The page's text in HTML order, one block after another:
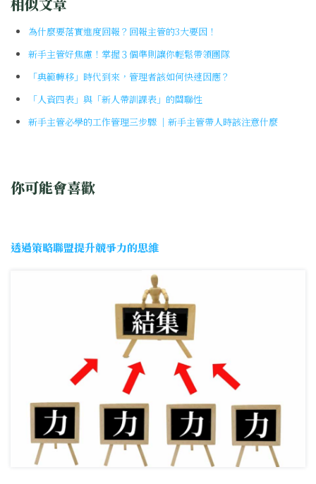
為什麼要落實進度回報？回報主管的3大要因！
新手主管好焦慮！掌握３個準則讓你輕鬆帶領團隊
「典範轉移」時代到來，管理者該如何快速因應？
「人資四表」與「新人帶訓課表」的關聯性
新手主管必學的工作管理三步驟 ｜新手主管帶人時該注意什麼
你可能會喜歡
透過策略聯盟提升競爭力的思維